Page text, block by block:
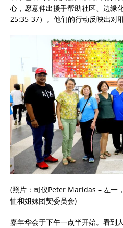
心，愿意伸出援手帮助社区、边缘
25:35-37）。他们的行动反映出对
(照片：司仪Peter Maridas – 左一
恤和姐妹团契委员会)
嘉年华会于下午一点半开始。看到